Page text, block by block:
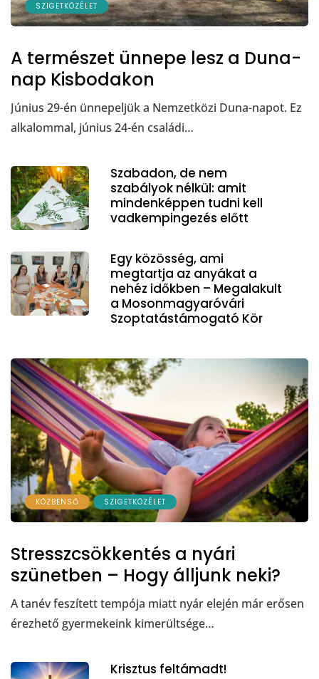
SZIGETKÖZÉLET
A természet ünnepe lesz a Duna-
nap Kisbodakon
Június 29-én ünnepeljük a Nemzetközi Duna-napot. Ez
alkalommal, június 24-én családi…
Szabadon, de nem
szabályok nélkül: amit
mindenképpen tudni kell
vadkempingezés előtt
Egy közösség, ami
megtartja az anyákat a
nehéz időkben – Megalakult
a Mosonmagyaróvári
Szoptatástámogató Kör
KÖZBENSŐ SZIGETKÖZÉLET
Stresszcsökkentés a nyári
szünetben – Hogy álljunk neki?
A tanév feszített tempója miatt nyár elején már erősen
érezhető gyermekeink kimerültsége…
Krisztus feltámadt!